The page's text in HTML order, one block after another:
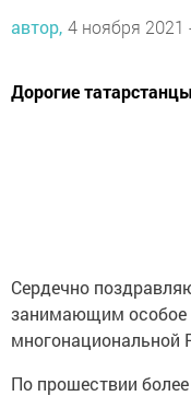
автор, 4 ноября 2021
Дорогие
Сердечно
занимающим особое
многонациональной
По прошествии